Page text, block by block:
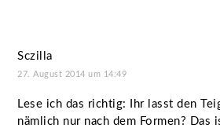
Sczilla
27. August 2014 um 14:49
Lese ich das richtig: Ihr lasst den
nämlich nur nach dem Formen? Das